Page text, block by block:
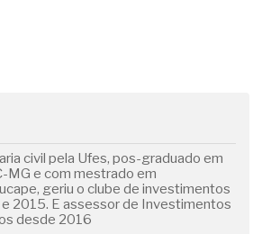
civil pela Ufes, pos-graduado em
MG e com mestrado em
geriu o clube de investimentos
2015. E assessor de Investimentos
desde 2016